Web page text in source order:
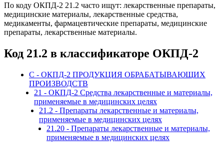
По коду ОКПД-2 21.2 часто ищут: лекарственные препараты,
медицинские материалы, лекарственные средства,
медикаменты, фармацевтические препараты, медицинские
препараты, лекарственные материалы.
Код 21.2 в классификаторе ОКПД-2
C - ОКПД-2 ПРОДУКЦИЯ ОБРАБАТЫВАЮЩИХ
ПРОИЗВОДСТВ
21 - ОКПД-2 Средства лекарственные и материалы,
применяемые в медицинских целях
21.2 - Препараты лекарственные и материалы,
применяемые в медицинских целях
21.20 - Препараты лекарственные и материалы,
применяемые в медицинских целях